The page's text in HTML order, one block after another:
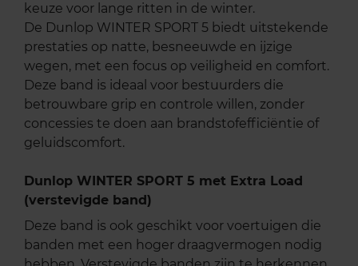
keuze voor lange ritten in de winter.
De Dunlop WINTER SPORT 5 biedt uitstekende
prestaties op natte, besneeuwde en ijzige
wegen, met een focus op veiligheid en comfort.
Deze band is ideaal voor bestuurders die
betrouwbare grip en controle willen, zonder
concessies te doen aan brandstofefficiëntie of
geluidscomfort.
Dunlop WINTER SPORT 5 met Extra Load
(verstevigde band)
Deze band is ook geschikt voor voertuigen die
banden met een hoger draagvermogen nodig